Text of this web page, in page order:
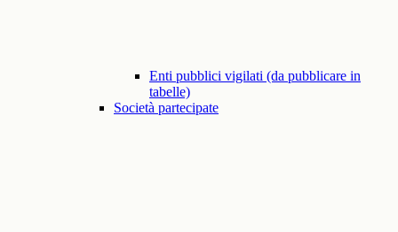
Enti pubblici vigilati (da pubblicare in
tabelle)
Società partecipate